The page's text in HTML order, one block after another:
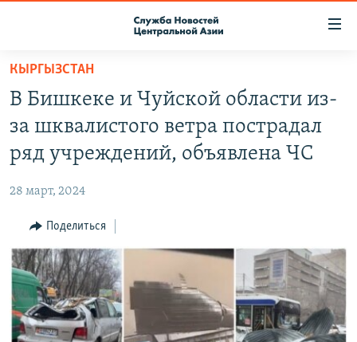
Вернуться
основному
содержанию
главной
навигации
Вернутся
поиску
НАСТОЯЩЕЕ ВРЕМЯ
МИГРАНТ МЕДИА
КЫРГЫЗСТАН
В Бишкеке и Чуйской области из-
за шквалистого ветра пострадал
ряд учреждений, объявлена ЧС
28 март, 2024
Поделиться